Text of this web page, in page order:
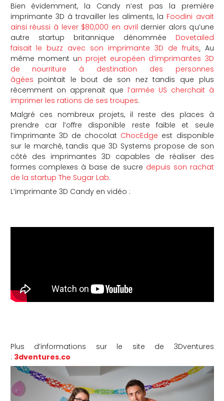
Bien évidemment, la Candy n’est pas la première
imprimante 3D à travailler les aliments, la Foodini avait
ainsi réussi à lever $80,000 en avril dernier alors qu’une
autre startup britannique dénommée Dovetailed
faisait le buzz avec son imprimante 3D de fruits. Au
même moment un projet européen d’imprimantes 3D
de nourriture à destination des personnes
âgées pointait le bout de son nez tandis que plus
récemment on apprenait que l’armée US cherchait à
imprimer les rations de ses troupes.
Malgré ces nombreux projets, il reste des places à
prendre car l’offre disponible reste faible et seule
l’imprimante 3D de chocolat ChocEdge est disponible
sur le marché, tandis que 3D Systems propose de son
côté des imprimantes 3D capables de réaliser des
formes complexes à base de sucre depuis son rachat
de la startup The Sugar Lab.
L’imprimante 3D Candy en vidéo :
Plus d’informations sur le site de 3Dventures
: 3dventures.co